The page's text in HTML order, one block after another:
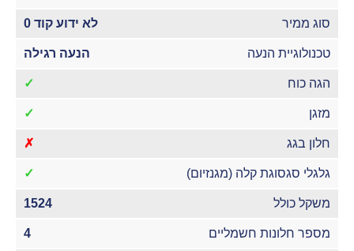
סוג ממיר לא ידוע קוד 0
טכנולוגיית הנעה הנעה רגילה
הגה כוח ✓
מזגן ✓
חלון בגג ✗
גלגלי סגסוגת קלה (מגנזיום) ✓
משקל כולל 1524
מספר חלונות חשמליים 4